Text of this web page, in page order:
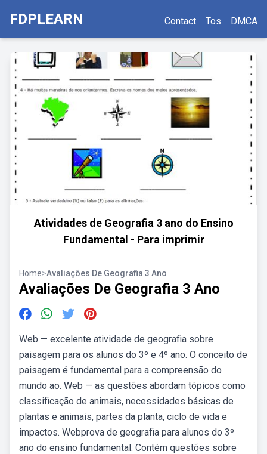
FDPLEARN Contact Tos DMCA
Atividades de Geografia 3 ano do Ensino
Fundamental - Para imprimir
Home>Avaliações De Geografia 3 Ano
Avaliações De Geografia 3 Ano
Web — excelente atividade de geografia sobre
paisagem para os alunos do 3º e 4º ano. O conceito de
paisagem é fundamental para a compreensão do
mundo ao. Web — as questões abordam tópicos como
classificação de animais, necessidades básicas de
plantas e animais, partes da planta, ciclo de vida e
impactos. Webprova de geografia para alunos do 3º
ano do ensino fundamental. Contém questões sobre